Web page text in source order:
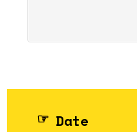
Date